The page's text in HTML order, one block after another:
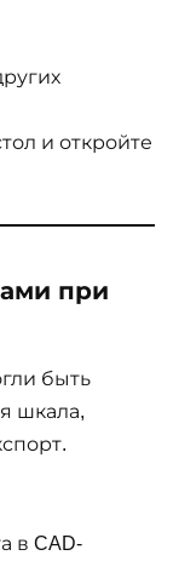
и откройте
при
быть
шкала,
в CAD-